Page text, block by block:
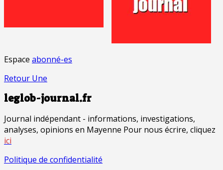
Espace abonné-es
Retour Une
leglob-journal.fr
Journal indépendant - informations, investigations,
analyses, opinions en Mayenne Pour nous écrire, cliquez
ici
Politique de confidentialité